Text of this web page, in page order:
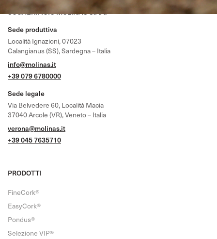
SUGHERIFICIO MOLINAS S.P.A.
Sede produttiva
Località Ignazioni, 07023
Calangianus (SS), Sardegna – Italia
info@molinas.it
+39 079 6780000
Sede legale
Via Belvedere 60, Località Macia
37040 Arcole (VR), Veneto – Italia
verona@molinas.it
+39 045 7635710
PRODOTTI
FineCork®
EasyCork®
Pondus®
Selezione VIP®